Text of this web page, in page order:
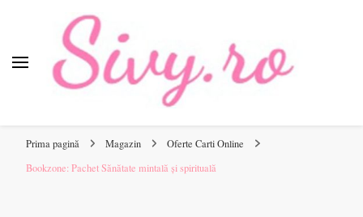
online pentru tine.
Prima pagină Magazin
Oferte Carti Online
Bookzone: Pachet Sănătate mintală și spirituală